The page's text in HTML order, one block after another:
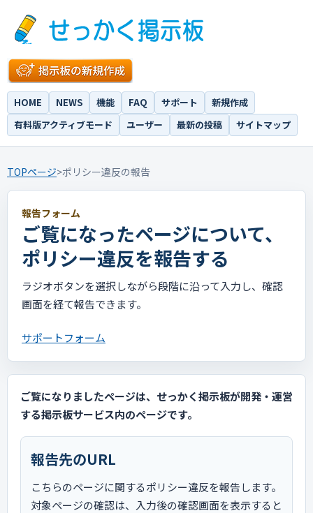
HOME NEWS 機能 FAQ サポート
新規作成
有料版アクティブモード
ユーザー 最新の投稿 サイトマップ
TOPページ>ポリシー違反の報告
報告フォーム
ご覧になったページについて、
ポリシー違反を報告する
ラジオボタンを選択しながら段階に沿って入力し、確認
画面を経て報告できます。
サポートフォーム
ご覧になりましたページは、せっかく掲示板が開発・運営
する掲示板サービス内のページです。
報告先のURL
こちらのページに関するポリシー違反を報告します。
対象ページの確認は、入力後の確認画面を表示すると